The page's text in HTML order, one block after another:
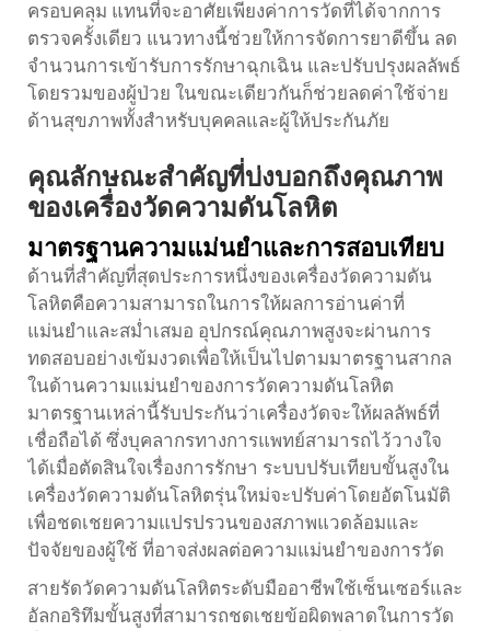
ครอบคลุม แทนที่จะอาศัยเพียงค่าการวัดที่ได้จากการ
ตรวจครั้งเดียว แนวทางนี้ช่วยให้การจัดการยาดีขึ้น ลด
จำนวนการเข้ารับการรักษาฉุกเฉิน และปรับปรุงผลลัพธ์
โดยรวมของผู้ป่วย ในขณะเดียวกันก็ช่วยลดค่าใช้จ่าย
ด้านสุขภาพทั้งสำหรับบุคคลและผู้ให้ประกันภัย
คุณลักษณะสำคัญที่บ่งบอกถึงคุณภาพ
ของเครื่องวัดความดันโลหิต
มาตรฐานความแม่นยำและการสอบเทียบ
ด้านที่สำคัญที่สุดประการหนึ่งของเครื่องวัดความดัน
โลหิตคือความสามารถในการให้ผลการอ่านค่าที่
แม่นยำและสม่ำเสมอ อุปกรณ์คุณภาพสูงจะผ่านการ
ทดสอบอย่างเข้มงวดเพื่อให้เป็นไปตามมาตรฐานสากล
ในด้านความแม่นยำของการวัดความดันโลหิต
มาตรฐานเหล่านี้รับประกันว่าเครื่องวัดจะให้ผลลัพธ์ที่
เชื่อถือได้ ซึ่งบุคลากรทางการแพทย์สามารถไว้วางใจ
ได้เมื่อตัดสินใจเรื่องการรักษา ระบบปรับเทียบขั้นสูงใน
เครื่องวัดความดันโลหิตรุ่นใหม่จะปรับค่าโดยอัตโนมัติ
เพื่อชดเชยความแปรปรวนของสภาพแวดล้อมและ
ปัจจัยของผู้ใช้ ที่อาจส่งผลต่อความแม่นยำของการวัด
สายรัดวัดความดันโลหิตระดับมืออาชีพใช้เซ็นเซอร์และ
อัลกอริทึมขั้นสูงที่สามารถชดเชยข้อผิดพลาดในการวัด